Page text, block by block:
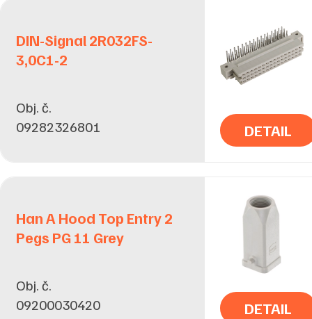
DIN-Signal 2R032FS-
3,0C1-2
Obj. č.
09282326801
DETAIL
Han A Hood Top Entry 2
Pegs PG 11 Grey
Obj. č.
09200030420
DETAIL